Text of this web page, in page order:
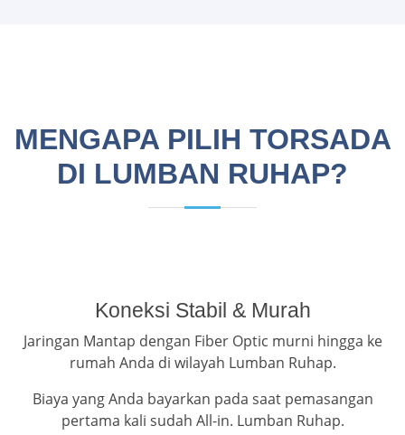
MENGAPA PILIH TORSADA
DI LUMBAN RUHAP?
Koneksi Stabil & Murah
Jaringan Mantap dengan Fiber Optic murni hingga ke
rumah Anda di wilayah Lumban Ruhap.
Biaya yang Anda bayarkan pada saat pemasangan
pertama kali sudah All-in. Lumban Ruhap.